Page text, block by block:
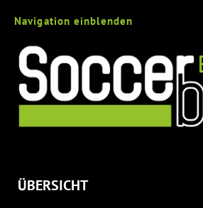
Navigation einblenden
ÜBERSICHT